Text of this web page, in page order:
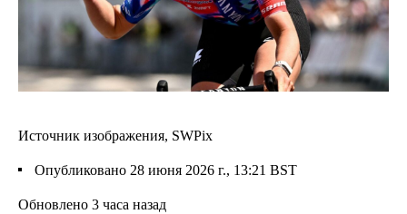
Источник изображения, SWPix
Опубликовано 28 июня 2026 г., 13:21 BST
Обновлено 3 часа назад